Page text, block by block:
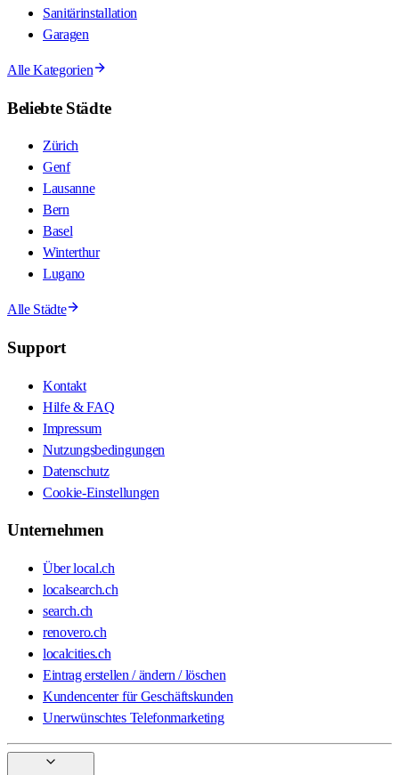
Sanitärinstallation
Garagen
Alle Kategorien
Beliebte Städte
Zürich
Genf
Lausanne
Bern
Basel
Winterthur
Lugano
Alle Städte
Support
Kontakt
Hilfe & FAQ
Impressum
Nutzungsbedingungen
Datenschutz
Cookie-Einstellungen
Unternehmen
Über local.ch
localsearch.ch
search.ch
renovero.ch
localcities.ch
Eintrag erstellen / ändern / löschen
Kundencenter für Geschäftskunden
Unerwünschtes Telefonmarketing